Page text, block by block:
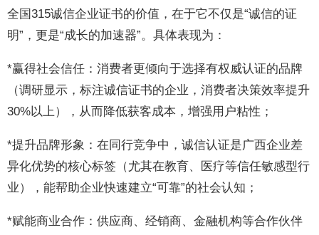
全国315诚信企业证书的价值，在于它不仅是“诚信的证
明”，更是“成长的加速器”。具体表现为：
*赢得社会信任：消费者更倾向于选择有权威认证的品牌
（调研显示，标注诚信证书的企业，消费者决策效率提升
30%以上），从而降低获客成本，增强用户粘性；
*提升品牌形象：在同行竞争中，诚信认证是广西企业差
异化优势的核心标签（尤其在教育、医疗等信任敏感型行
业），能帮助企业快速建立“可靠”的社会认知；
*赋能商业合作：供应商、经销商、金融机构等合作伙伴